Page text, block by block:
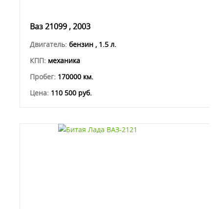
Ваз 21099 , 2003
Двигатель: бензин , 1.5 л.
КПП: механика
Пробег: 170000 км.
Цена: 110 500 руб.